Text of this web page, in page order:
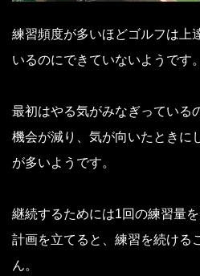
練習頻度が多いほどゴルフは上
いるのにできていないようです。
最初はやる気がみなぎっている
機会が減り、気が向いたときに
が多いようです。
継続するためには1回の練習量
計画を立てると、練習を続ける
ん。